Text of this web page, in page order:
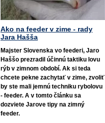
Ako na feeder v zime - rady
Jara Hašša
Majster Slovenska vo feederi, Jaro
Haššo prezradil účinnú taktiku lovu
rýb v zimnom období. Ak si teda
chcete pekne zachytať v zime, zvoliť
by ste mali jemnú techniku rybolovu
- feeder. A v tomto článku sa
dozviete Jarove tipy na zimný
feeder.